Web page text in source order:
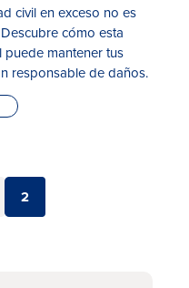
civil en exceso no es
cómo esta
mantener tus
responsable de daños.
2